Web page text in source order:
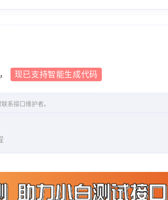
现已支持智能生成代码
系接口维护者。